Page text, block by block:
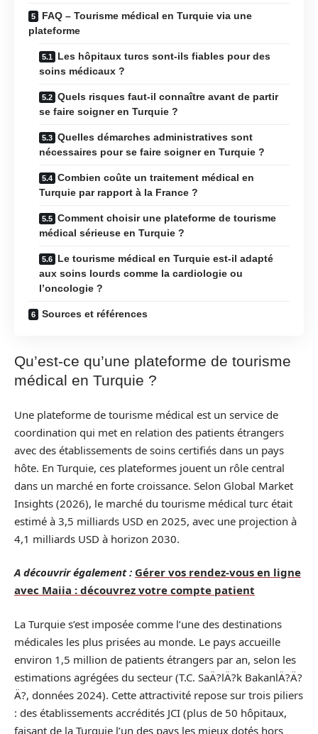
FAQ – Tourisme médical en Turquie via une
plateforme
Les hôpitaux turcs sont-ils fiables pour des
soins médicaux ?
Quels risques faut-il connaître avant de partir
se faire soigner en Turquie ?
Quelles démarches administratives sont
nécessaires pour se faire soigner en Turquie ?
Combien coûte un traitement médical en
Turquie par rapport à la France ?
Comment choisir une plateforme de tourisme
médical sérieuse en Turquie ?
Le tourisme médical en Turquie est-il adapté
aux soins lourds comme la cardiologie ou
l’oncologie ?
Sources et références
Qu’est-ce qu’une plateforme de tourisme
médical en Turquie ?
Une plateforme de tourisme médical est un service de
coordination qui met en relation des patients étrangers
avec des établissements de soins certifiés dans un pays
hôte. En Turquie, ces plateformes jouent un rôle central
dans un marché en forte croissance. Selon Global Market
Insights (2026), le marché du tourisme médical turc était
estimé à 3,5 milliards USD en 2025, avec une projection à
4,1 milliards USD à horizon 2030.
A découvrir également : Gérer vos rendez-vous en ligne
avec Maiia : découvrez votre compte patient
La Turquie s’est imposée comme l’une des destinations
médicales les plus prisées au monde. Le pays accueille
environ 1,5 million de patients étrangers par an, selon les
estimations agrégées du secteur (T.C. SaÄ?lÄ?k BakanlÄ?Ä?
Ä?, données 2024). Cette attractivité repose sur trois piliers
: des établissements accrédités JCI (plus de 50 hôpitaux,
faisant de la Turquie l’un des pays les mieux dotés hors